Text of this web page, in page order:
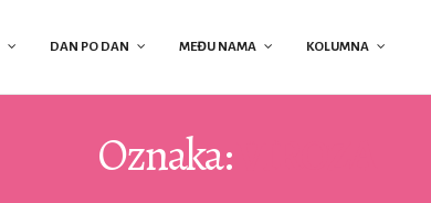
DAN PO DAN MEĐU NAMA KOLUMNA
Oznaka: